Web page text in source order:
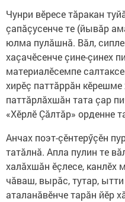
Чунри вӗресе тăракан
çапăçусенче те (йывăр
юлма пулăшнă. Вăл,
хаçачӗсенче çине-çинех
материалӗсемпе
хирӗç паттăррăн кӗрешме
паттăрлăхшăн тата çар
«Хӗрлӗ Çăлтăр» орденне
Анчах поэт-çӗнтерӳçӗн
татăлнă. Апла пулин те
халăхшăн ӗçлесе, канлӗх
чăваш, вырăс, тутар,
аталанăвӗнче тарăн йӗр